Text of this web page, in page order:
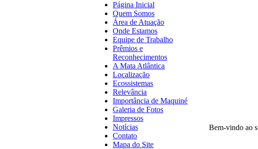
Página Inicial
Quem Somos
Área de Atuação
Onde Estamos
Equipe de Trabalho
Prêmios e
Reconhecimentos
A Mata Atlântica
Localização
Ecossistemas
Relevância
Importância de Maquiné
Galeria de Fotos
Impressos
Notícias
Contato
Mapa do Site
Bem-vindo ao